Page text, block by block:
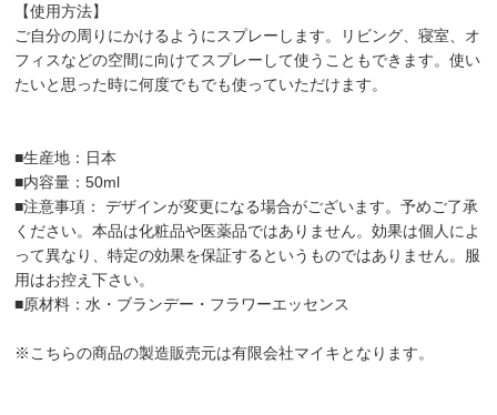
【使用方法】
ご自分の周りにかけるようにスプレーします。リビング、寝室、オ
フィスなどの空間に向けてスプレーして使うこともできます。使い
たいと思った時に何度でもでも使っていただけます。
■生産地：日本
■内容量：50ml
■注意事項： デザインが変更になる場合がございます。予めご了承
ください。本品は化粧品や医薬品ではありません。効果は個人によ
って異なり、特定の効果を保証するというものではありません。服
用はお控え下さい。
■原材料：水・ブランデー・フラワーエッセンス
※こちらの商品の製造販売元は有限会社マイキとなります。